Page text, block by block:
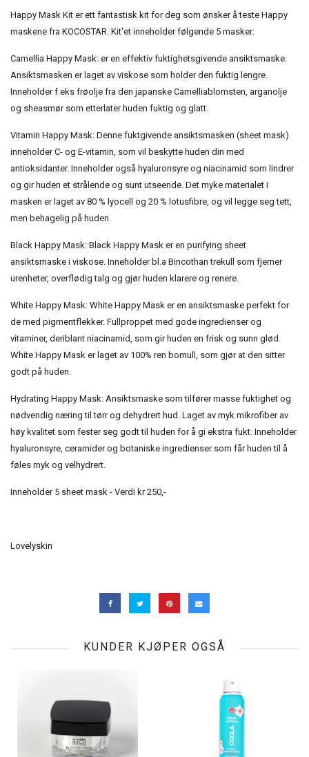
Happy Mask Kit er ett fantastisk kit for deg som ønsker å teste Happy
maskene fra KOCOSTAR. Kit'et inneholder følgende 5 masker:
Camellia Happy Mask: er en effektiv fuktighetsgivende ansiktsmaske.
Ansiktsmasken er laget av viskose som holder den fuktig lengre.
Inneholder f.eks frøolje fra den japanske Camelliablomsten, arganolje
og sheasmør som etterlater huden fuktig og glatt.
Vitamin Happy Mask: Denne fuktgivende ansiktsmasken (sheet mask)
inneholder C- og E-vitamin, som vil beskytte huden din med
antioksidanter. Inneholder også hyaluronsyre og niacinamid som lindrer
og gir huden et strålende og sunt utseende. Det myke materialet i
masken er laget av 80 % lyocell og 20 % lotusfibre, og vil legge seg tett,
men behagelig på huden.
Black Happy Mask: Black Happy Mask er en purifying sheet
ansiktsmaske i viskose. Inneholder bl.a Bincothan trekull som fjerner
urenheter, overflødig talg og gjør huden klarere og renere.
White Happy Mask: White Happy Mask er en ansiktsmaske perfekt for
de med pigmentflekker. Fullproppet med gode ingredienser og
vitaminer, deriblant niacinamid, som gir huden en frisk og sunn glød.
White Happy Mask er laget av 100% ren bomull, som gjør at den sitter
godt på huden.
Hydrating Happy Mask: Ansiktsmaske som tilfører masse fuktighet og
nødvendig næring til tørr og dehydrert hud. Laget av myk mikrofiber av
høy kvalitet som fester seg godt til huden for å gi ekstra fukt. Inneholder
hyaluronsyre, ceramider og botaniske ingredienser som får huden til å
føles myk og velhydrert.
Inneholder 5 sheet mask - Verdi kr 250,-
Lovelyskin
KUNDER KJØPER OGSÅ